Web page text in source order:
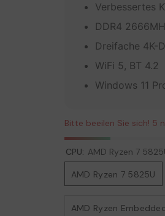
Verbessertes
DDR4
Dreifache 4K-
WiFi 5, BT 4.2
Windows 11
Bitte beeilen Sie sich! 5
CPU: AMD Ryzen 7
AMD Ryzen 7 5825U
AMD Ryzen